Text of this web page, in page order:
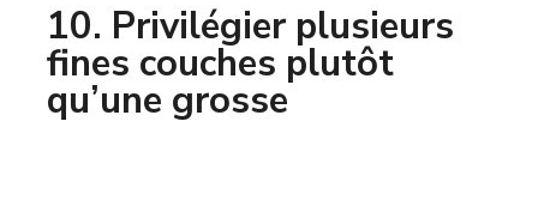
10. Privilégier plusieurs
fines couches plutôt
qu’une grosse